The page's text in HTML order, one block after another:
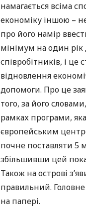
намагається всіма
економіку іншою –
про його намір
мінімум на один рік
співробітників, і це
відновлення
допомоги. Про це
того, за його
рамках програми,
європейським
почне поставляти 5
збільшивши цей
Також на острові
правильний.
на папері.